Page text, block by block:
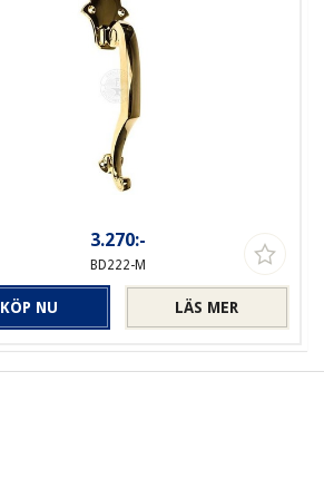
3.270:-
BD222-M
LÄS MER
KÖP NU